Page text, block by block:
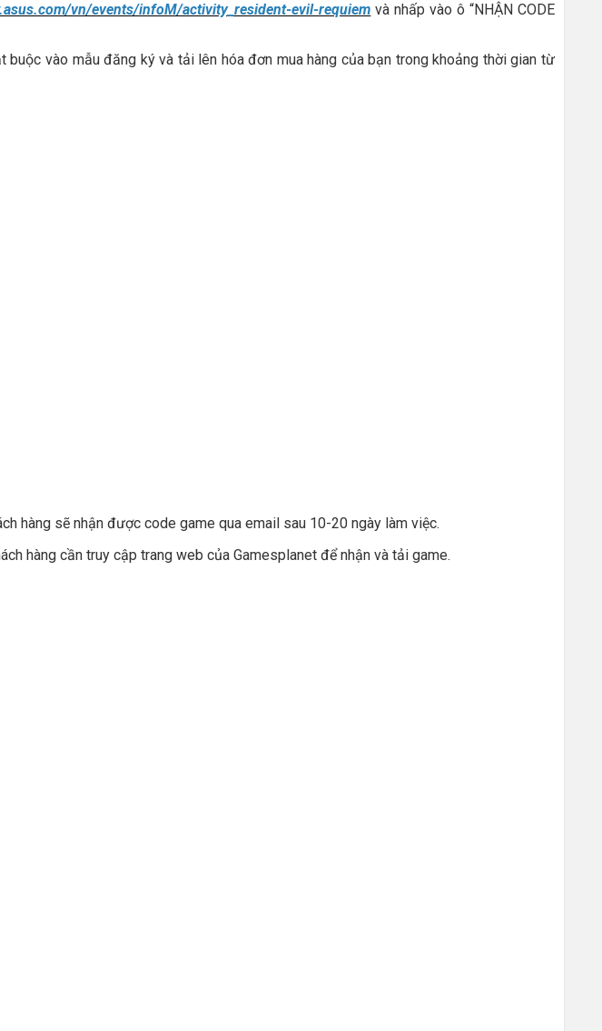
vn/events/infoM/activity_resident-evil-requiem và nhấp vào ô “NHẬN CODE
buộc vào mẫu đăng ký và tải lên hóa đơn mua hàng của bạn trong khoảng thời gian từ
hàng sẽ nhận được code game qua email sau 10-20 ngày làm việc.
hàng cần truy cập trang web của Gamesplanet để nhận và tải game.